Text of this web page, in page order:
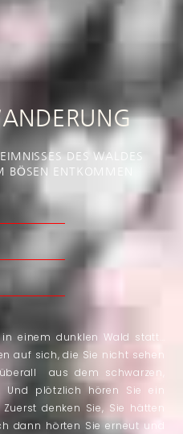
DES WALDES
BÖSEN ENTKOMMEN
einem dunklen Wald statt…
auf sich, die Sie nicht sehen
aus dem schwarzen,
Und plötzlich hören Sie ein
denken Sie, Sie hätten
dann hörten Sie erneut und